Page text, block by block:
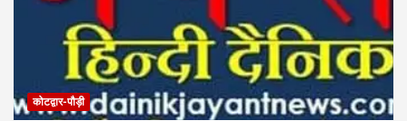
कोटद्वार-पौड़ी